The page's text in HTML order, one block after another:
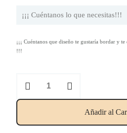
¡¡¡ Cuéntanos que diseño te gustaría bordar y
!!!
de
Añadir al